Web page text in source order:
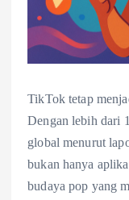
TikTok tetap
Dengan lebih dari
global menurut
bukan hanya
budaya pop yang